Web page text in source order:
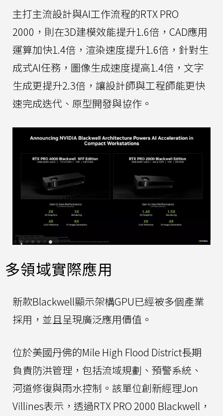
主打主流設計與AI工作流程的RTX PRO
2000，則在3D建模效能提升1.6倍，CAD應用
運算加快1.4倍，渲染速度提升1.6倍，針對生
成式AI任務，圖像生成速度提高1.4倍，文字
生成更提升2.3倍，讓設計師與工程師能更快
速完成迭代、原型開發與協作。
多領域實際應用
新款Blackwell顯示架構GPU已經被多個產業
採用，並且呈現廣泛應用價值。
位於美國丹佛的Mile High Flood District長期
負責防洪管理，包括流域規劃、預警系統、
河道修復與雨水控制。該單位創新經理Jon
Villines表示，透過RTX PRO 2000 Blackwell，